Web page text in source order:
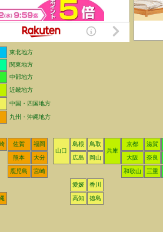
東北地方
関東地方
中部地方
近畿地方
中国・四国地方
九州・沖縄地方
佐賀
福岡
山口
島根
鳥取
兵庫
京都 滋賀
熊本 大分 広島 岡山 大阪 奈良
鹿児島 宮崎 和歌山 三重
愛媛 香川
高知 徳島